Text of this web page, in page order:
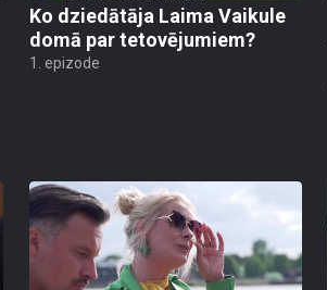
Ko dziedātāja Laima Vaikule
domā par tetovējumiem?
1. epizode